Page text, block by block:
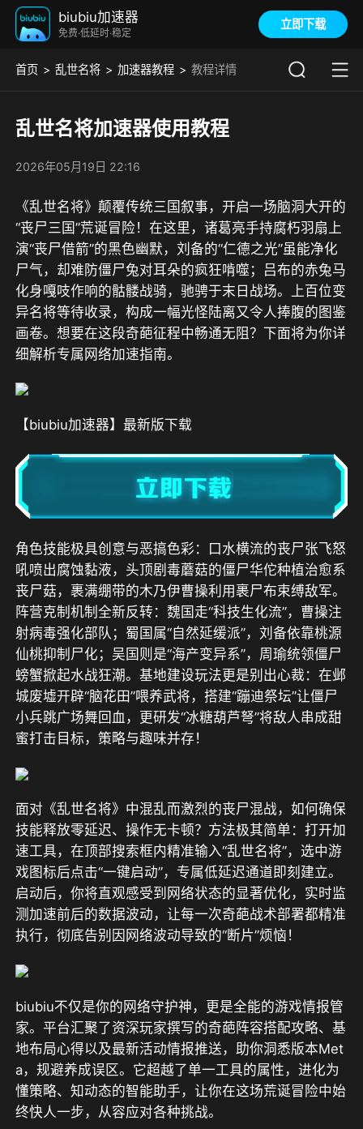
biubiu加速器
免费·低延时·稳定
立即下载
首页 乱世名将 加速器教程 教程详情
乱世名将加速器使用教程
2026年05月19日 22:16
《乱世名将》颠覆传统三国叙事，开启一场脑洞大开的
“丧尸三国”荒诞冒险！在这里，诸葛亮手持腐朽羽扇上
演“丧尸借箭”的黑色幽默，刘备的“仁德之光”虽能净化
尸气，却难防僵尸兔对耳朵的疯狂啃噬；吕布的赤兔马
化身嘎吱作响的骷髅战骑，驰骋于末日战场。上百位变
异名将等待收录，构成一幅光怪陆离又令人捧腹的图鉴
画卷。想要在这段奇葩征程中畅通无阻？下面将为你详
细解析专属网络加速指南。
【biubiu加速器】最新版下载
角色技能极具创意与恶搞色彩：口水横流的丧尸张飞怒
吼喷出腐蚀黏液，头顶剧毒蘑菇的僵尸华佗种植治愈系
丧尸菇，裹满绷带的木乃伊曹操利用裹尸布束缚敌军。
阵营克制机制全新反转：魏国走“科技生化流”，曹操注
射病毒强化部队；蜀国属“自然延缓派”，刘备依靠桃源
仙桃抑制尸化；吴国则是“海产变异系”，周瑜统领僵尸
螃蟹掀起水战狂潮。基地建设玩法更是别出心裁：在邺
城废墟开辟“脑花田”喂养武将，搭建“蹦迪祭坛”让僵尸
小兵跳广场舞回血，更研发“冰糖葫芦弩”将敌人串成甜
蜜打击目标，策略与趣味并存！
面对《乱世名将》中混乱而激烈的丧尸混战，如何确保
技能释放零延迟、操作无卡顿？方法极其简单：打开加
速工具，在顶部搜索框内精准输入“乱世名将”，选中游
戏图标后点击“一键启动”，专属低延迟通道即刻建立。
启动后，你将直观感受到网络状态的显著优化，实时监
测加速前后的数据波动，让每一次奇葩战术部署都精准
执行，彻底告别因网络波动导致的“断片”烦恼！
biubiu不仅是你的网络守护神，更是全能的游戏情报管
家。平台汇聚了资深玩家撰写的奇葩阵容搭配攻略、基
地布局心得以及最新活动情报推送，助你洞悉版本Met
a，规避养成误区。它超越了单一工具的属性，进化为
懂策略、知动态的智能助手，让你在这场荒诞冒险中始
终快人一步，从容应对各种挑战。